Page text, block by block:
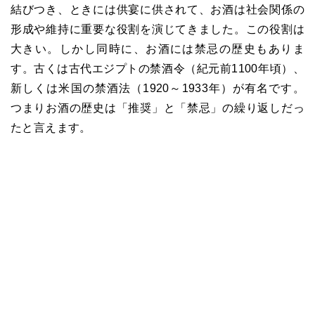
結びつき、ときには供宴に供されて、お酒は社会関係の
形成や維持に重要な役割を演じてきました。この役割は
大きい。しかし同時に、お酒には禁忌の歴史もありま
す。古くは古代エジプトの禁酒令（紀元前1100年頃）、
新しくは米国の禁酒法（1920～1933年）が有名です。
つまりお酒の歴史は「推奨」と「禁忌」の繰り返しだっ
たと言えます。